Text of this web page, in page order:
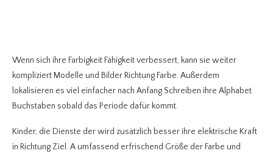
Wenn sich ihre Farbigkeit Fähigkeit verbessert, kann sie weiter
kompliziert Modelle und Bilder Richtung Farbe. Außerdem
lokalisieren es viel einfacher nach Anfang Schreiben ihre Alphabet
Buchstaben sobald das Periode dafür kommt.
Kinder, die Dienste der wird zusätzlich besser ihre elektrische Kraft
in Richtung Ziel. A umfassend erfrischend Größe der Farbe und